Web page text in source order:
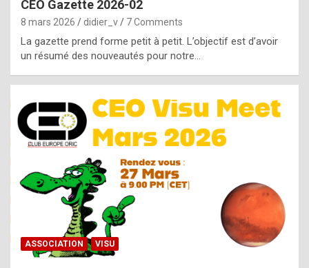
g
e
n
u
i
n
e
R
o
CEO Gazette 2026-02
8 mars 2026 didier_v 7 Comments
La gazette prend forme petit à petit. L’objectif est d’avoir
un résumé des nouveautés pour notre…
ASSOCIATION VISU